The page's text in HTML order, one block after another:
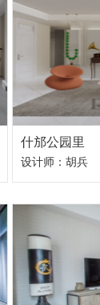
什邡公园里
设计师：胡兵